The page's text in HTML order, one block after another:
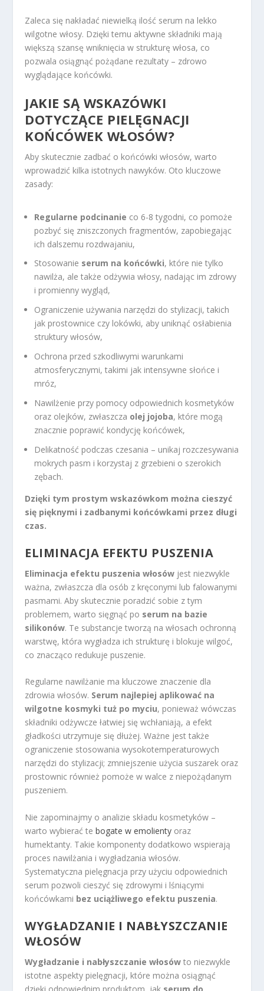
Zaleca się nakładać niewielką ilość serum na lekko
wilgotne włosy. Dzięki temu aktywne składniki mają
większą szansę wniknięcia w strukturę włosa, co
pozwala osiągnąć pożądane rezultaty – zdrowo
wyglądające końcówki.
JAKIE SĄ WSKAZÓWKI
DOTYCZĄCE PIELĘGNACJI
KOŃCÓWEK WŁOSÓW?
Aby skutecznie zadbać o końcówki włosów, warto
wprowadzić kilka istotnych nawyków. Oto kluczowe
zasady:
Regularne podcinanie co 6-8 tygodni, co pomoże
pozbyć się zniszczonych fragmentów, zapobiegając
ich dalszemu rozdwajaniu,
Stosowanie serum na końcówki, które nie tylko
nawilża, ale także odżywia włosy, nadając im zdrowy
i promienny wygląd,
Ograniczenie używania narzędzi do stylizacji, takich
jak prostownice czy lokówki, aby uniknąć osłabienia
struktury włosów,
Ochrona przed szkodliwymi warunkami
atmosferycznymi, takimi jak intensywne słońce i
mróz,
Nawilżenie przy pomocy odpowiednich kosmetyków
oraz olejków, zwłaszcza olej jojoba, które mogą
znacznie poprawić kondycję końcówek,
Delikatność podczas czesania – unikaj rozczesywania
mokrych pasm i korzystaj z grzebieni o szerokich
zębach.
Dzięki tym prostym wskazówkom można cieszyć
się pięknymi i zadbanymi końcówkami przez długi
czas.
ELIMINACJA EFEKTU PUSZENIA
Eliminacja efektu puszenia włosów jest niezwykle
ważna, zwłaszcza dla osób z kręconymi lub falowanymi
pasmami. Aby skutecznie poradzić sobie z tym
problemem, warto sięgnąć po serum na bazie
silikonów. Te substancje tworzą na włosach ochronną
warstwę, która wygładza ich strukturę i blokuje wilgoć,
co znacząco redukuje puszenie.
Regularne nawilżanie ma kluczowe znaczenie dla
zdrowia włosów. Serum najlepiej aplikować na
wilgotne kosmyki tuż po myciu, ponieważ wówczas
składniki odżywcze łatwiej się wchłaniają, a efekt
gładkości utrzymuje się dłużej. Ważne jest także
ograniczenie stosowania wysokotemperaturowych
narzędzi do stylizacji; zmniejszenie użycia suszarek oraz
prostownic również pomoże w walce z niepożądanym
puszeniem.
Nie zapominajmy o analizie składu kosmetyków –
warto wybierać tebogate w emolienty oraz
humektanty. Takie komponenty dodatkowo wspierają
proces nawilżania i wygładzania włosów.
Systematyczna pielęgnacja przy użyciu odpowiednich
serum pozwoli cieszyć się zdrowymi i lśniącymi
końcówkami bez uciążliwego efektu puszenia.
WYGŁADZANIE I NABŁYSZCZANIE
WŁOSÓW
Wygładzanie i nabłyszczanie włosów to niezwykle
istotne aspekty pielęgnacji, które można osiągnąć